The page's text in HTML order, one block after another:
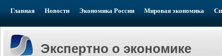
Главная Новости Экономика России Мировая экономика
Экспертно о экономике